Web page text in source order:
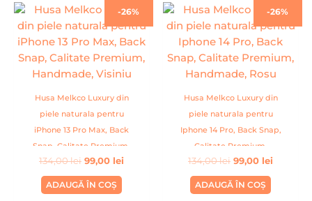
-26%
Husa Melkco Luxury din
piele naturala pentru
iPhone 13 Pro Max, Back
Snap, Calitate Premium,
Handmade, Visiniu
134,00lei
Prețul
a
fost:
134,00 lei.
99,00 lei
Prețul
este:
99,00 lei.
ADAUGĂ ÎN COȘ
-26%
Husa Melkco Luxury din
piele naturala pentru
Iphone 14 Pro, Back Snap,
Calitate Premium,
Handmade, Rosu
134,00lei
Prețul
a
fost:
134,00 lei.
99,00 lei
Prețul
este:
99,00
ADAUGĂ ÎN COȘ